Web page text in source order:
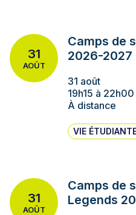
31
AOÛT
Camps de
2026-2027
31 août
19h15 à 22h00
À distance
VIE
31
AOÛT
Camps de
Legends